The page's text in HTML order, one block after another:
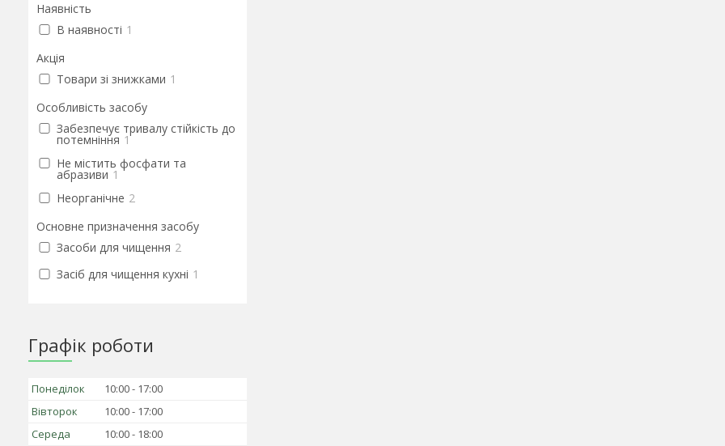
Наявність
В наявності 1
Акція
Товари зі знижками 1
Особливість засобу
Забезпечує тривалу стійкість до
потемніння 1
Не містить фосфати та
абразиви 1
Неорганічне 2
Основне призначення засобу
Засоби для чищення 2
Засіб для чищення кухні 1
Графік роботи
Понеділок 10:00
17:00
Вівторок
10:00
17:00
Середа
10:00
18:00